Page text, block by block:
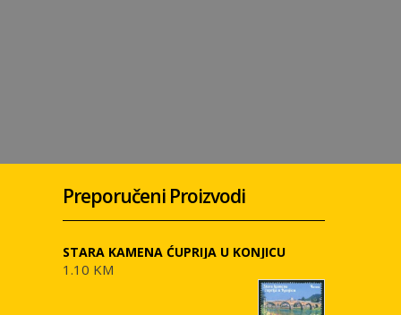
Preporučeni Proizvodi
STARA KAMENA ĆUPRIJA U KONJICU
1.10 KM